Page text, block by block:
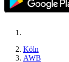
Köln
AWB